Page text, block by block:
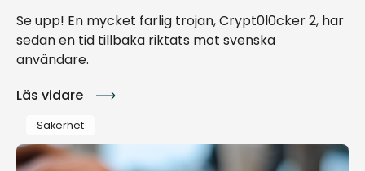
Se upp! En mycket farlig trojan, Crypt0l0cker 2, har
sedan en tid tillbaka riktats mot svenska
användare.
Läs vidare
Säkerhet